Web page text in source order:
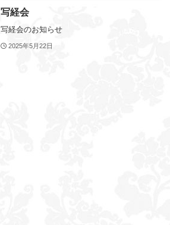
写経会
写経会のお知らせ
2025年5月22日